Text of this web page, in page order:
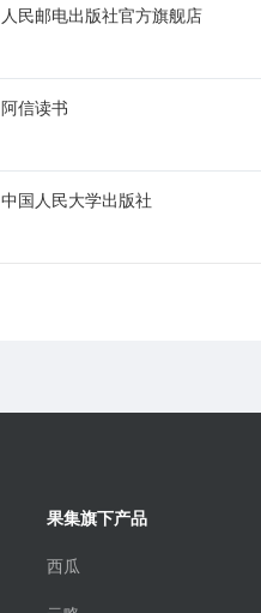
人民邮电出版社官方旗舰店
阿信读书
中国人民大学出版社
果集旗下产品
西瓜